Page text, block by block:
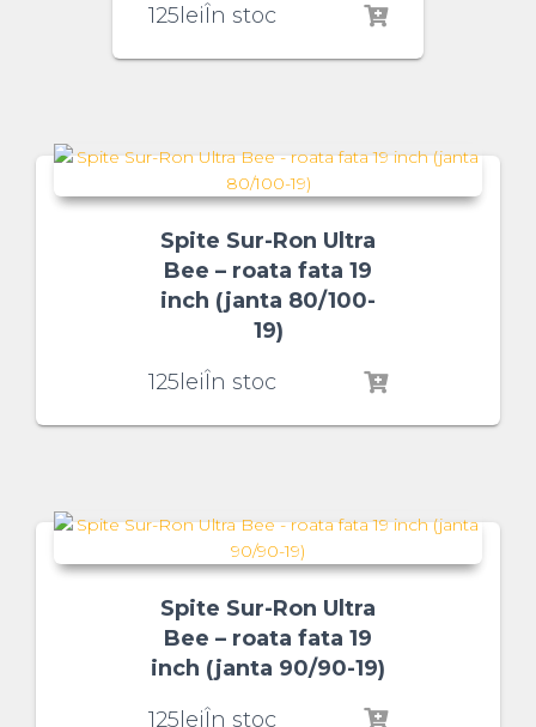
125 leiÎn stoc
Spite Sur-Ron Ultra
Bee – roata fata 19
inch (janta 80/100-
19)
125 leiÎn stoc
Spite Sur-Ron Ultra
Bee – roata fata 19
inch (janta 90/90-19)
125leiÎn stoc